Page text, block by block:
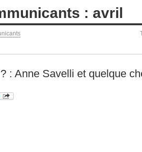
: avril
: Anne Savelli et quelque